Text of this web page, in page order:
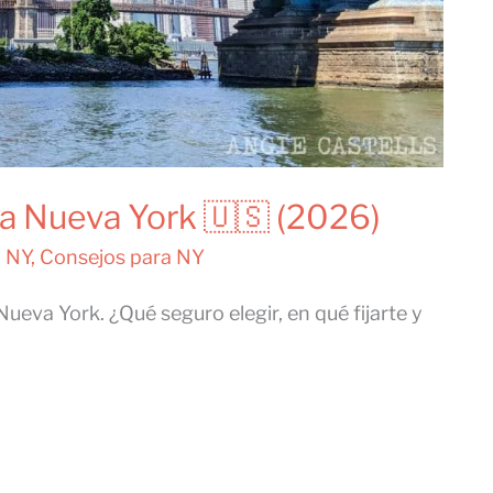
Nueva York 🇺🇸 (2026)
, Consejos para NY
York. ¿Qué seguro elegir, en qué fijarte y